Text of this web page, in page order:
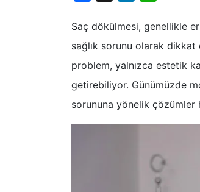
Saç dökülmesi, genellikle
sağlık sorunu olarak dikkat
problem, yalnızca estetik
getirebiliyor. Günümüzde
sorununa yönelik çözümler